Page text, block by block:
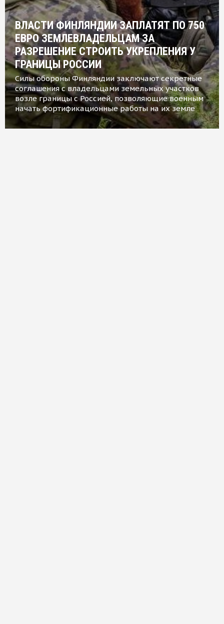
ВЛАСТИ ФИНЛЯНДИИ ЗАПЛАТЯТ ПО 750
ЕВРО ЗЕМЛЕВЛАДЕЛЬЦАМ ЗА
РАЗРЕШЕНИЕ СТРОИТЬ УКРЕПЛЕНИЯ У
ГРАНИЦЫ РОССИИ
Силы обороны Финляндии заключают секретные
соглашения с владельцами земельных участков
возле границы с Россией, позволяющие военным
начать фортификационные работы на их земле